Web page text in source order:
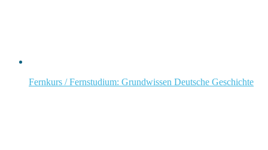
Fernkurs / Fernstudium: Grundwissen Deutsche Geschichte